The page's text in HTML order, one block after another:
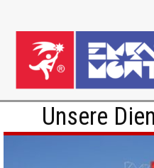
Unsere